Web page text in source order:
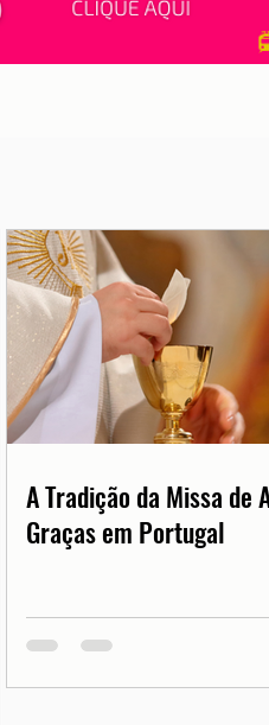
A Tradição da Missa de
Graças em Portugal